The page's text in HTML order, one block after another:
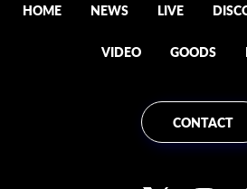
HOME NEWS LIVE
VIDEO GOODS
CONTACT